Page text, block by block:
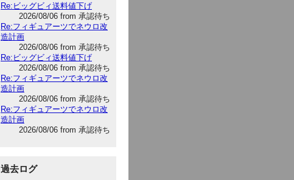
Re:ビッグビィ送料値下げ
2026/08/06 from 承認待ち
Re:フィギュアーツでネウロ改
造計画
2026/08/06 from 承認待ち
Re:ビッグビィ送料値下げ
2026/08/06 from 承認待ち
Re:フィギュアーツでネウロ改
造計画
2026/08/06 from 承認待ち
Re:フィギュアーツでネウロ改
造計画
2026/08/06 from 承認待ち
過去ログ